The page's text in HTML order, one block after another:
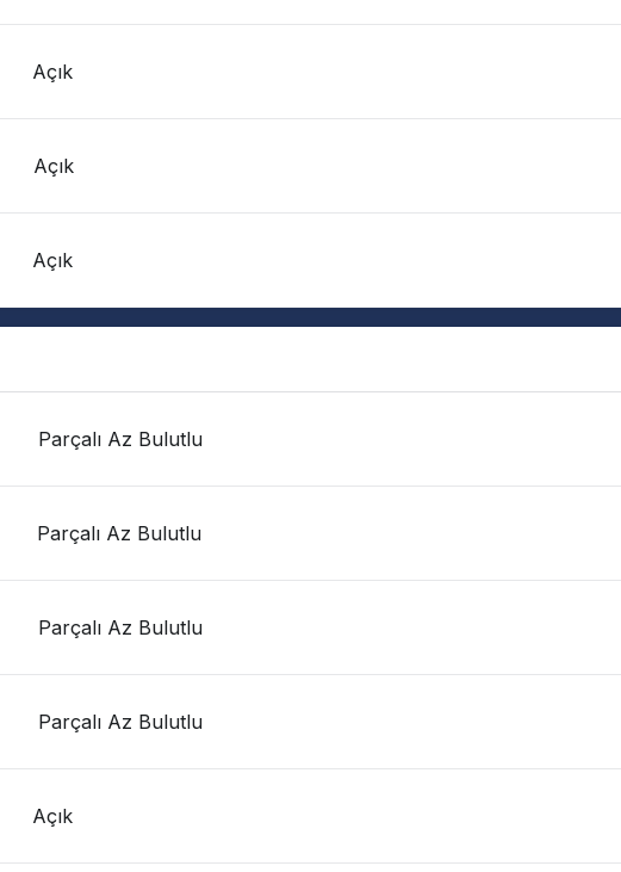
Açık
Açık
Açık
Parçalı Az Bulutlu
Parçalı Az Bulutlu
Parçalı Az Bulutlu
Parçalı Az Bulutlu
Açık